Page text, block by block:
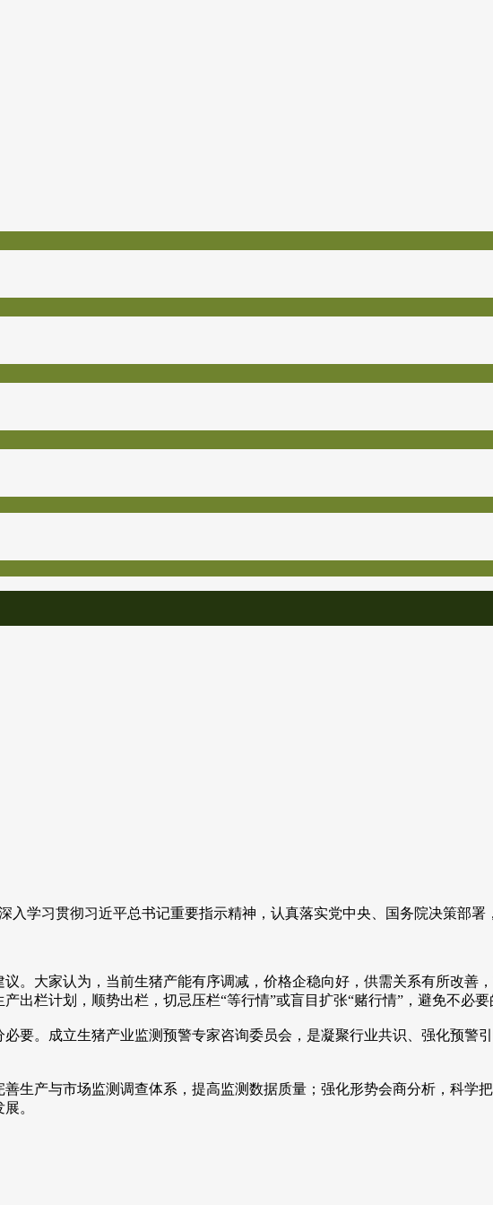
学习贯彻习近平总书记重要指示精神，认真落实党中央、国务院决策部署
大家认为，当前生猪产能有序调减，价格企稳向好，供需关系有所改善
栏计划，顺势出栏，切忌压栏“等行情”或盲目扩张“赌行情”，避免不必要
。成立生猪产业监测预警专家咨询委员会，是凝聚行业共识、强化预警
产与市场监测调查体系，提高监测数据质量；强化形势会商分析，科学
。